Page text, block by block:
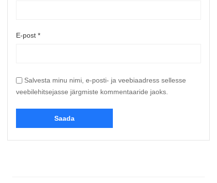
E-post *
Salvesta minu nimi, e-posti- ja veebiaadress sellesse
veebilehitsejasse järgmiste kommentaaride jaoks.